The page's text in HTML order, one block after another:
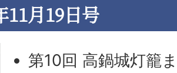
11月19日号
第10回 高鍋城灯籠